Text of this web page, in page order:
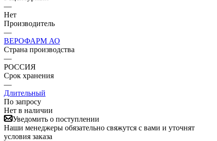
—
Нет
Производитель
—
ВЕРОФАРМ АО
Страна производства
—
РОССИЯ
Срок хранения
—
Длительный
По запросу
Нет в наличии
Уведомить о поступлении
Наши менеджеры обязательно свяжутся с вами и уточнят
условия заказа